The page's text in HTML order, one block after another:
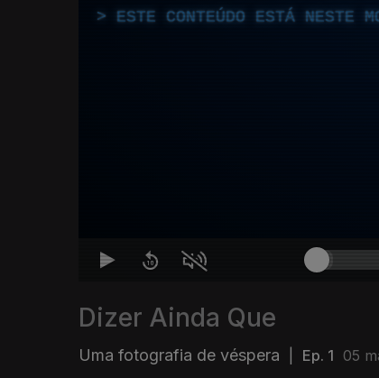
ESTE CONTEÚDO ESTÁ NESTE
Dizer Ainda Que
Uma fotografia de véspera Ep. 1 05